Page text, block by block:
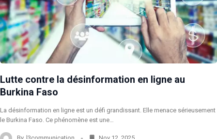
Lutte contre la désinformation en ligne au
Burkina Faso
La désinformation en ligne est un défi grandissant. Elle menace sérieusement
le Burkina Faso. Ce phénomène est une…